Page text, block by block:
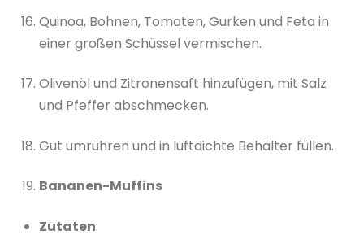
Quinoa, Bohnen, Tomaten, Gurken und Feta in
einer großen Schüssel vermischen.
Olivenöl und Zitronensaft hinzufügen, mit Salz
und Pfeffer abschmecken.
Gut umrühren und in luftdichte Behälter füllen.
Bananen-Muffins
Zutaten: